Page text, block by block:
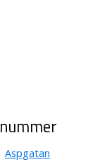
Aspgatan